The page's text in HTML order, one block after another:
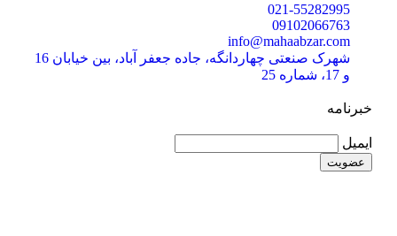
021-55282995
09102066763
info@mahaabzar.com
شهرک صنعتی چهاردانگه، جاده جعفر آباد، بین خیابان 16
و 17، شماره 25
خبرنامه
ایمیل